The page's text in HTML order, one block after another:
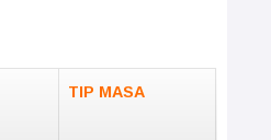
TIP MASA